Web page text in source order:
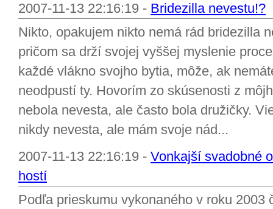
2007-11-13 22:16:19 - Bridezilla nevestu!?
Nikto, opakujem nikto nemá rád bridezilla
pričom sa drží svojej vyššej myslenie
každé vlákno svojho bytia, môže, ak
neodpustí ty. Hovorím zo skúsenosti z
nebola nevesta, ale často bola družičky.
nikdy nevesta, ale mám svoje nád...
2007-11-13 22:16:19 - Vonkajší svadobné
hostí
Podľa prieskumu vykonaného v roku 2003